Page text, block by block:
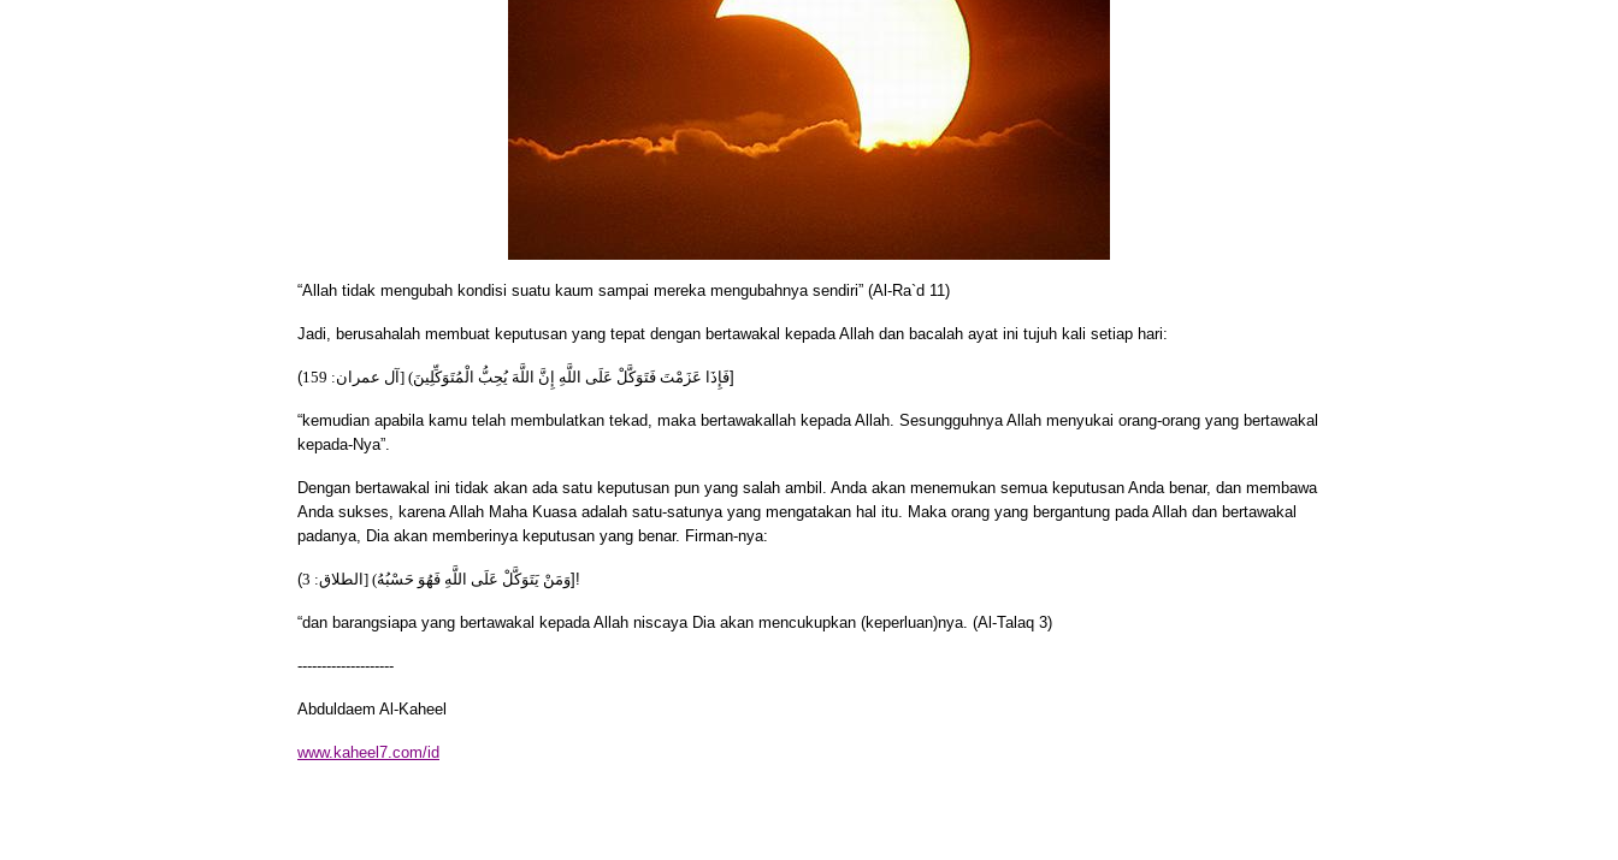
“Allah tidak mengubah kondisi suatu kaum sampai mereka mengubahnya sendiri” (Al-Ra`d 11)
Jadi, berusahalah membuat keputusan yang tepat dengan bertawakal kepada Allah dan bacalah ayat ini tujuh kali setiap hari:
( فَإِذَا عَزَمْتَ فَتَوَكَّلْ عَلَى اللَّهِ إِنَّ اللَّهَ يُحِبُّ الْمُتَوَكِّلِينَ) [آل عمران: 159]
“kemudian apabila kamu telah membulatkan tekad, maka bertawakallah kepada Allah. Sesungguhnya Allah menyukai orang-orang yang bertawakal
kepada-Nya”.
Dengan bertawakal ini tidak akan ada satu keputusan pun yang salah ambil. Anda akan menemukan semua keputusan Anda benar, dan membawa
Anda sukses, karena Allah Maha Kuasa adalah satu-satunya yang mengatakan hal itu. Maka orang yang bergantung pada Allah dan bertawakal
padanya, Dia akan memberinya keputusan yang benar. Firman-nya:
( وَمَنْ يَتَوَكَّلْ عَلَى اللَّهِ فَهُوَ حَسْبُهُ) [الطلاق: 3]!
“dan barangsiapa yang bertawakal kepada Allah niscaya Dia akan mencukupkan (keperluan)nya. (Al-Talaq 3)
--------------------
Abduldaem Al-Kaheel
www.kaheel7.com/id